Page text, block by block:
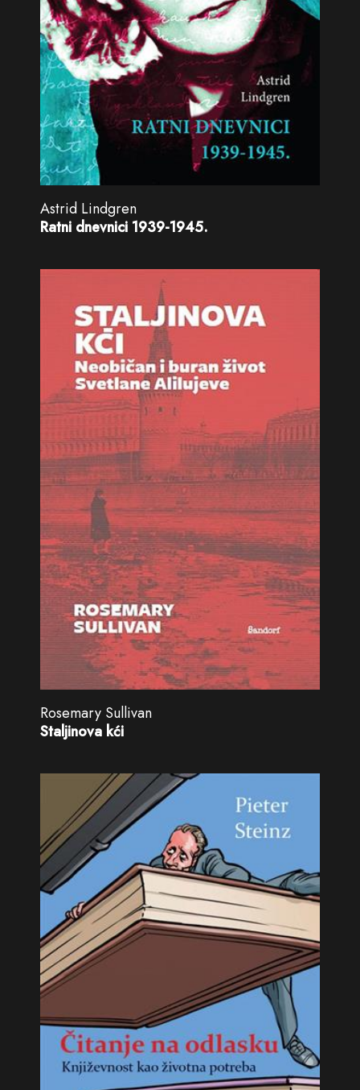
Astrid Lindgren
Ratni dnevnici 1939-1945.
Rosemary Sullivan
Staljinova kći